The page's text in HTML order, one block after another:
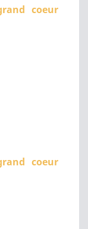
coeur
coeur